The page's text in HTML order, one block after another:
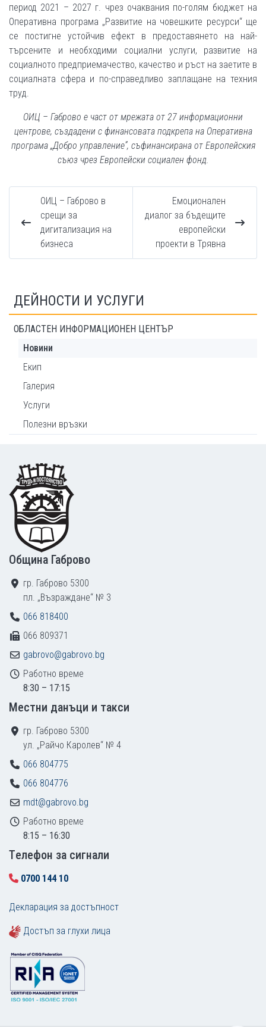
период 2021 – 2027 г. чрез очаквания по-голям бюджет на
Оперативна програма „Развитие на човешките ресурси“ ще
се постигне устойчив ефект в предоставянето на най-
търсените и необходими социални услуги, развитие на
социалното предприемачество, качество и ръст на заетите в
социалната сфера и по-справедливо заплащане на техния
труд.
ОИЦ – Габрово е част от мрежата от 27 информационни
центрове, създадени с финансовата подкрепа на Оперативна
програма „Добро управление”, съфинансирана от Европейския
съюз чрез Европейски социален фонд.
ОИЦ – Габрово в
срещи за
дигитализация на
бизнеса
Емоционален
диалог за бъдещите
европейски
проекти в Трявна
ДЕЙНОСТИ И УСЛУГИ
ОБЛАСТЕН ИНФОРМАЦИОНЕН ЦЕНТЪР
Новини
Екип
Галерия
Услуги
Полезни връзки
Footer
Община Габрово
гр. Габрово 5300
пл. „Възраждане“ № 3
066 818400
066 809371
gabrovo@gabrovo.bg
Работно време
8:30 – 17:15
Местни данъци и такси
гр. Габрово 5300
ул. „Райчо Каролев“ № 4
066 804775
066 804776
mdt@gabrovo.bg
Работно време
8:15 – 16:30
Tелефон за сигнали
0700 144 10
Декларация за достъпност
Достъп за глухи лица